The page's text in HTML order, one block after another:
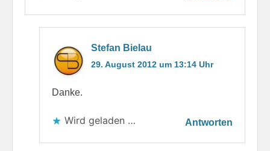
Stefan Bielau
29. August 2012 um 13:14 Uhr
Danke.
Wird geladen … Antworten